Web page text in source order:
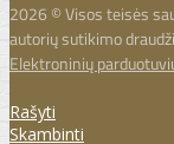
2026 © Visos teisės
autorių sutikimo
Elektroninių
Rašyti
Skambinti